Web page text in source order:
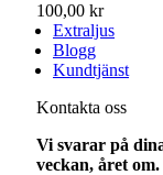
100,00 kr
Extraljus
Blogg
Kundtjänst
Kontakta oss
Vi svarar på
veckan, året